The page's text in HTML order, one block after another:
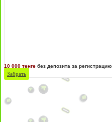
10 000 тенге без депозита за регистрацию
Забрать